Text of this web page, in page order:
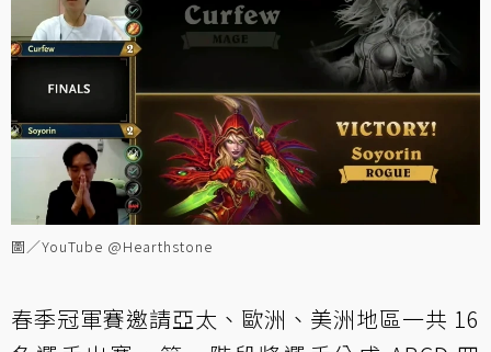
圖／YouTube @Hearthstone
春季冠軍賽邀請亞太、歐洲、美洲地區一共 16